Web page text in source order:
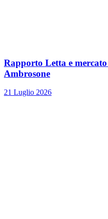
Rapporto Letta e
Ambrosone
21 Luglio 2026